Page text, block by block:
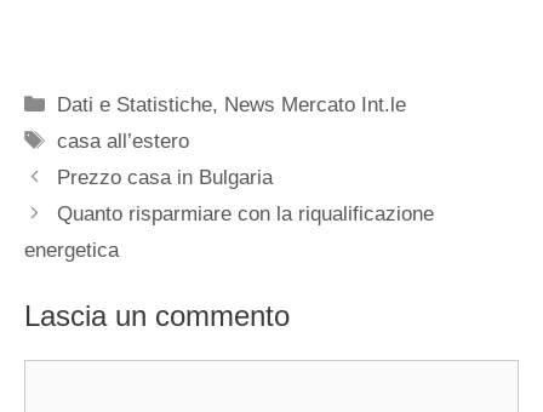
Categorie
Dati e Statistiche, News Mercato Int.le
Tag
casa all’estero
Prezzo casa in Bulgaria
Quanto risparmiare con la riqualificazione
energetica
Lascia un commento